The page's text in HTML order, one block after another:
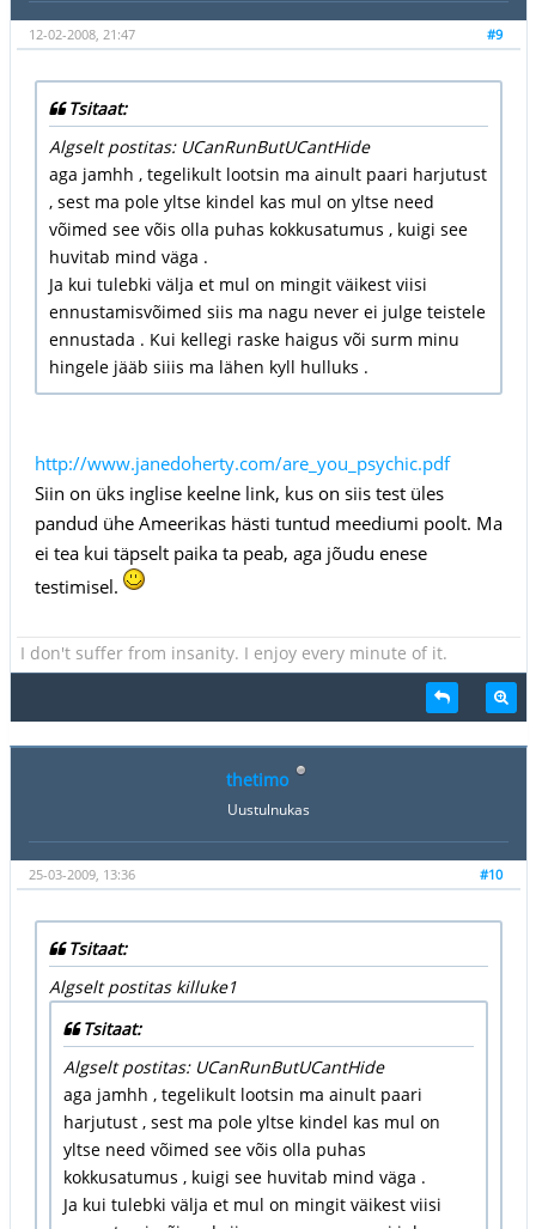
#9
12-02-2008, 21:47
Tsitaat:
Algselt postitas: UCanRunButUCantHide
aga jamhh , tegelikult lootsin ma ainult paari harjutust
, sest ma pole yltse kindel kas mul on yltse need
võimed see võis olla puhas kokkusatumus , kuigi see
huvitab mind väga .
Ja kui tulebki välja et mul on mingit väikest viisi
ennustamisvõimed siis ma nagu never ei julge teistele
ennustada . Kui kellegi raske haigus või surm minu
hingele jääb siiis ma lähen kyll hulluks .
http://www.janedoherty.com/are_you_psychic.pdf
Siin on üks inglise keelne link, kus on siis test üles
pandud ühe Ameerikas hästi tuntud meediumi poolt. Ma
ei tea kui täpselt paika ta peab, aga jõudu enese
testimisel.
I don't suffer from insanity. I enjoy every minute of it.
thetimo
Uustulnukas
#10
25-03-2009, 13:36
Tsitaat:
Algselt postitas killuke1
Tsitaat:
Algselt postitas: UCanRunButUCantHide
aga jamhh , tegelikult lootsin ma ainult paari
harjutust , sest ma pole yltse kindel kas mul on
yltse need võimed see võis olla puhas
kokkusatumus , kuigi see huvitab mind väga .
Ja kui tulebki välja et mul on mingit väikest viisi